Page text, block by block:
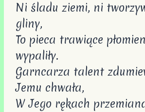
Ni śladu ziemi, ni
gliny,
To pieca trawiące
wypaliły.
Garncarza talent
Jemu chwała,
W Jego rękach